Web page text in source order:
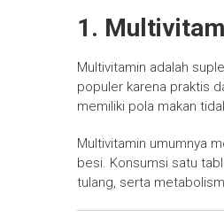
1.
Multivitamin adalah
populer karena praktis
memiliki pola makan
Multivitamin umumnya
besi. Konsumsi satu
tulang, serta